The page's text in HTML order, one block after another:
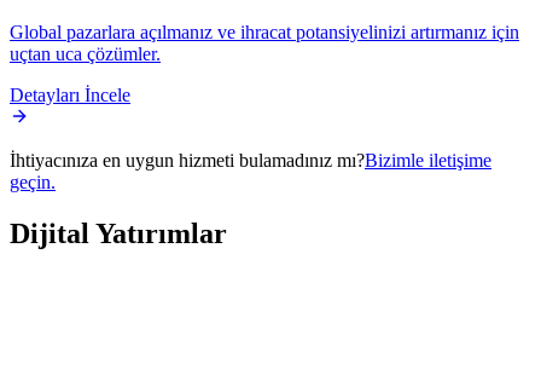
Global pazarlara açılmanız ve ihracat potansiyelinizi artırmanız için
uçtan uca çözümler.
Detayları İncele
İhtiyacınıza en uygun hizmeti bulamadınız mı?Bizimle iletişime
geçin.
Dijital Yatırımlar